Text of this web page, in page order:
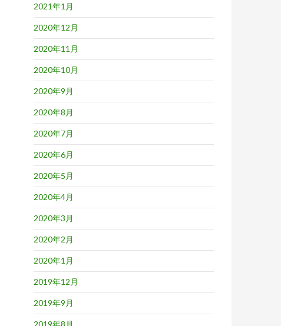
2021年1月
2020年12月
2020年11月
2020年10月
2020年9月
2020年8月
2020年7月
2020年6月
2020年5月
2020年4月
2020年3月
2020年2月
2020年1月
2019年12月
2019年9月
2019年8月